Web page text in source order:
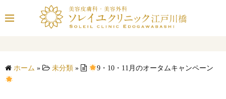
ン
へ
ス
ホーム » 未分類 » 9・10・11月のオータムキャンペーン